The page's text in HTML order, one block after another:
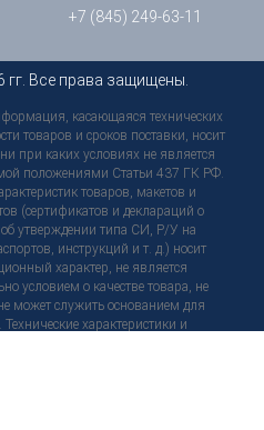
+7 (845) 249-63-11
гг. Все права защищены.
касающаяся технических
товаров и сроков поставки, носит
при каких условиях не является
положениями Статьи 437 ГК РФ.
товаров, макетов и
(сертификатов и деклараций о
об утверждении типа СИ, Р/У на
инструкций и т. д.) носит
характер, не является
условием о качестве товара, не
может служить основанием для
характеристики и